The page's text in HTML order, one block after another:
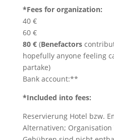
*Fees for organization:
40 €
60 €
80 €(Benefactors
hopefully anyone feeling
partake)
Bank account:**
*Included into fees:
Reservierung Hotel bzw.
Alternativen;